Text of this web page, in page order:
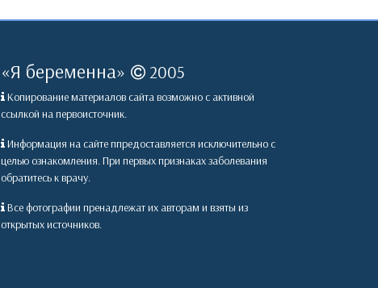
«Я беременна» 2005
Копирование материалов сайта возможно с активной
ссылкой на первоисточник.
Информация на сайте ппредоставляется исключительно с
целью ознакомления. При первых признаках заболевания
обратитесь к врачу.
Все фотографии пренадлежат их авторам и взяты из
открытых источников.